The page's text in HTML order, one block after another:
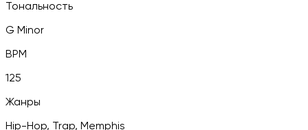
Тональность
G Minor
BPM
125
Жанры
Hip-Hop, Trap, Memphis